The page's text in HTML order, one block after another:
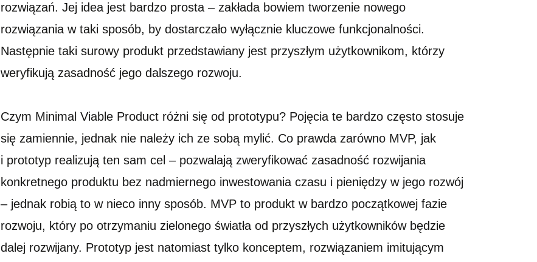
rozwiązań. Jej idea jest bardzo prosta – zakłada bowiem tworzenie nowego
rozwiązania w taki sposób, by dostarczało wyłącznie kluczowe funkcjonalności.
Następnie taki surowy produkt przedstawiany jest przyszłym użytkownikom, którzy
weryfikują zasadność jego dalszego rozwoju.
Czym Minimal Viable Product różni się od prototypu? Pojęcia te bardzo często stosuje
się zamiennie, jednak nie należy ich ze sobą mylić. Co prawda zarówno MVP, jak
i prototyp realizują ten sam cel – pozwalają zweryfikować zasadność rozwijania
konkretnego produktu bez nadmiernego inwestowania czasu i pieniędzy w jego rozwój
– jednak robią to w nieco inny sposób. MVP to produkt w bardzo początkowej fazie
rozwoju, który po otrzymaniu zielonego światła od przyszłych użytkowników będzie
dalej rozwijany. Prototyp jest natomiast tylko konceptem, rozwiązaniem imitującym